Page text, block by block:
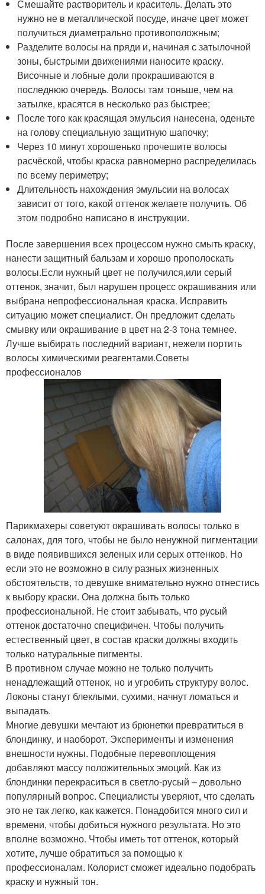
Смешайте растворитель и краситель. Делать это
нужно не в металлической посуде, иначе цвет может
получиться диаметрально противоположным;
Разделите волосы на пряди и, начиная с затылочной
зоны, быстрыми движениями наносите краску.
Височные и лобные доли прокрашиваются в
последнюю очередь. Волосы там тоньше, чем на
затылке, красятся в несколько раз быстрее;
После того как красящая эмульсия нанесена, оденьте
на голову специальную защитную шапочку;
Через 10 минут хорошенько прочешите волосы
расчёской, чтобы краска равномерно распределилась
по всему периметру;
Длительность нахождения эмульсии на волосах
зависит от того, какой оттенок желаете получить. Об
этом подробно написано в инструкции.
После завершения всех процессом нужно смыть краску,
нанести защитный бальзам и хорошо прополоскать
волосы.Если нужный цвет не получился,или серый
оттенок, значит, был нарушен процесс окрашивания или
выбрана непрофессиональная краска. Исправить
ситуацию может специалист. Он предложит сделать
смывку или окрашивание в цвет на 2-3 тона темнее.
Лучше выбирать последний вариант, нежели портить
волосы химическими реагентами.Советы
профессионалов
Парикмахеры советуют окрашивать волосы только в
салонах, для того, чтобы не было ненужной пигментации
в виде появившихся зеленых или серых оттенков. Но
если это не возможно в силу разных жизненных
обстоятельств, то девушке внимательно нужно отнестись
к выбору краски. Она должна быть только
профессиональной. Не стоит забывать, что русый
оттенок достаточно специфичен. Чтобы получить
естественный цвет, в состав краски должны входить
только натуральные пигменты.
В противном случае можно не только получить
ненадлежащий оттенок, но и угробить структуру волос.
Локоны станут блеклыми, сухими, начнут ломаться и
выпадать.
Многие девушки мечтают из брюнетки превратиться в
блондинку, и наоборот. Эксперименты и изменения
внешности нужны. Подобные перевоплощения
добавляют массу положительных эмоций. Как из
блондинки перекраситься в светло-русый – довольно
популярный вопрос. Специалисты уверяют, что сделать
это не так легко, как кажется. Понадобится много сил и
времени, чтобы добиться нужного результата. Но это
вполне возможно. Чтобы иметь тот оттенок, который
хотите, лучше обратиться за помощью к
профессионалам. Колорист сможет идеально подобрать
краску и нужный тон.